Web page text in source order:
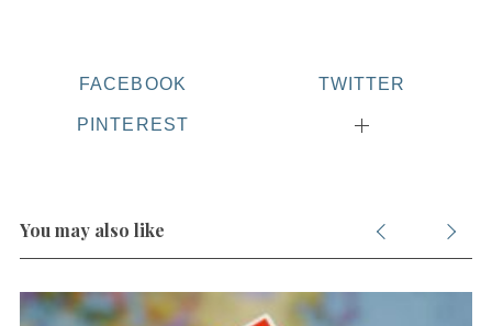
FACEBOOK TWITTER
PINTEREST
You may also like